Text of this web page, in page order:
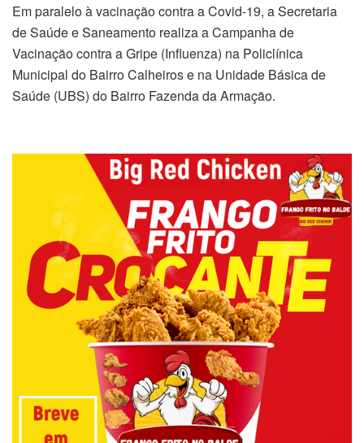
Em paralelo à vacinação contra a Covid-19, a Secretaria
de Saúde e Saneamento realiza a Campanha de
Vacinação contra a Gripe (Influenza) na Policlínica
Municipal do Bairro Calheiros e na Unidade Básica de
Saúde (UBS) do Bairro Fazenda da Armação.